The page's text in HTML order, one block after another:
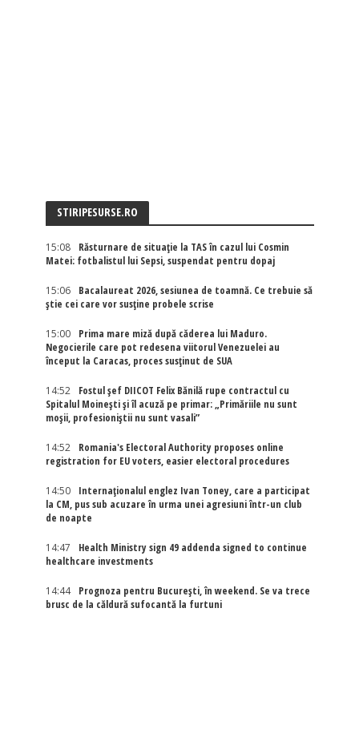
STIRIPESURSE.RO
15:08
Răsturnare de situație la TAS în cazul lui Cosmin
Matei: fotbalistul lui Sepsi, suspendat pentru dopaj
15:06
Bacalaureat 2026, sesiunea de toamnă. Ce trebuie să
știe cei care vor susține probele scrise
15:00
Prima mare miză după căderea lui Maduro.
Negocierile care pot redesena viitorul Venezuelei au
început la Caracas, proces susținut de SUA
14:52
Fostul șef DIICOT Felix Bănilă rupe contractul cu
Spitalul Moinești și îl acuză pe primar: „Primăriile nu sunt
moșii, profesioniștii nu sunt vasali”
14:52
Romania's Electoral Authority proposes online
registration for EU voters, easier electoral procedures
14:50
Internaţionalul englez Ivan Toney, care a participat
la CM, pus sub acuzare în urma unei agresiuni într-un club
de noapte
14:47
Health Ministry sign 49 addenda signed to continue
healthcare investments
14:44
Prognoza pentru București, în weekend. Se va trece
brusc de la căldură sufocantă la furtuni